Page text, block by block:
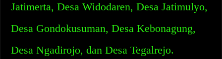
Jatimerta, Desa Widodaren, Desa Jatimulyo,
Desa Gondokusuman, Desa Kebonagung,
Desa Ngadirojo, dan Desa Tegalrejo.